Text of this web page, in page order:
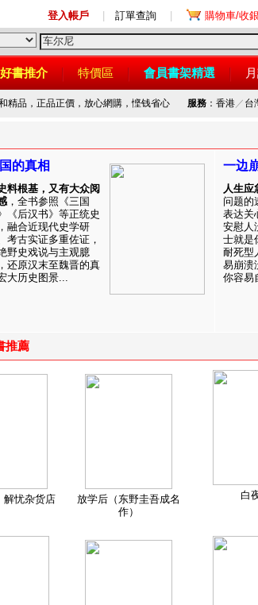
登入帳戶 訂單查詢 購物車/收
好書推介 特價區 會員書架精選
精品，正品正價，放心網購，悭钱省心 服務：香港／ 台
的真相
料根基，又有大众阅
，全书参照《三国
《后汉书》等正统史
融合近现代史学研
考古实证多重佐证，
野史戏说与主观臆
还原汉末至魏晋的真
大历史图景...
一边
人生应
问题的
表达关
安慰人
士就是
耐死型
易崩溃
你容易
推薦
解忧杂货店
放学后（东野圭吾成名
作）
白